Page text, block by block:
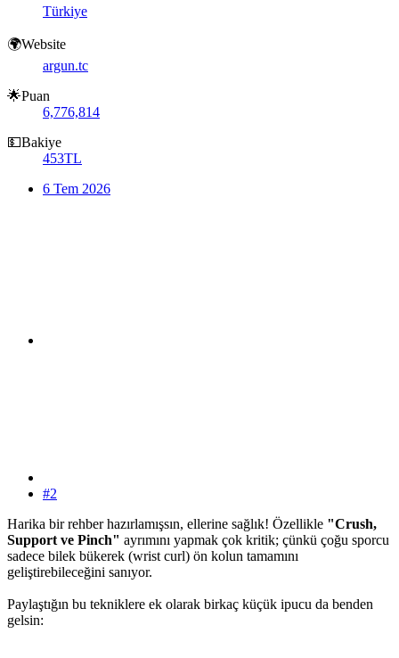
Türkiye
🌍Website
argun.tc
🌟Puan
6,776,814
💵Bakiye
453TL
6 Tem 2026
#2
Harika bir rehber hazırlamışsın, ellerine sağlık! Özellikle "Crush,
Support ve Pinch" ayrımını yapmak çok kritik; çünkü çoğu sporcu
sadece bilek bükerek (wrist curl) ön kolun tamamını
geliştirebileceğini sanıyor.
Paylaştığın bu tekniklere ek olarak birkaç küçük ipucu da benden
gelsin: